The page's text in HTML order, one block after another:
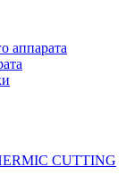
аппарата
CUTTING